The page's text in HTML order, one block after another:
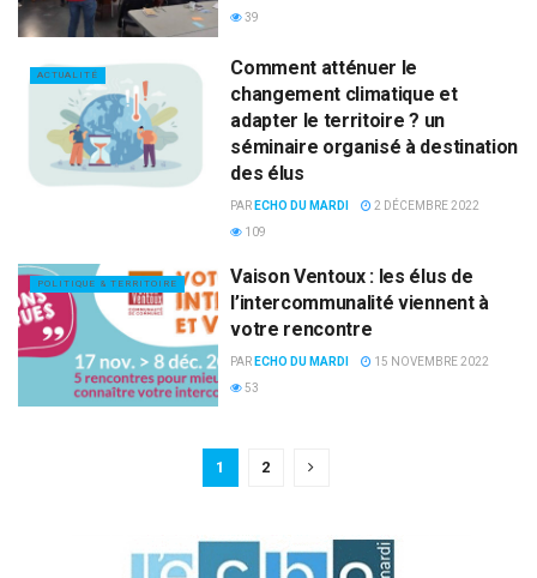
39
ACTUALITÉ
Comment atténuer le
changement climatique et
adapter le territoire ? un
séminaire organisé à destination
des élus
PAR ECHO DU MARDI
2 DÉCEMBRE 2022
109
POLITIQUE & TERRITOIRE
Vaison Ventoux : les élus de
l’intercommunalité viennent à
votre rencontre
PAR ECHO DU MARDI
15 NOVEMBRE 2022
53
1 2